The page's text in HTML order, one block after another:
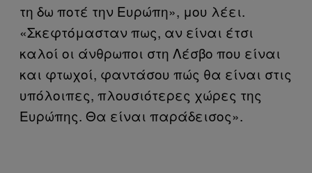
τη δω ποτέ την Ευρώπη», μου λέει.
«Σκεφτόμασταν πως, αν είναι έτσι
καλοί οι άνθρωποι στη Λέσβο που είναι
και φτωχοί, φαντάσου πώς θα είναι στις
υπόλοιπες, πλουσιότερες χώρες της
Ευρώπης. Θα είναι παράδεισος».